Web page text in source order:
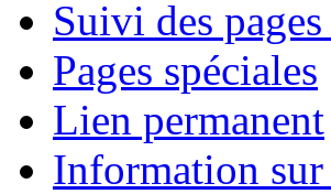
Suivi des
Pages spéciales
Lien permanent
Information sur